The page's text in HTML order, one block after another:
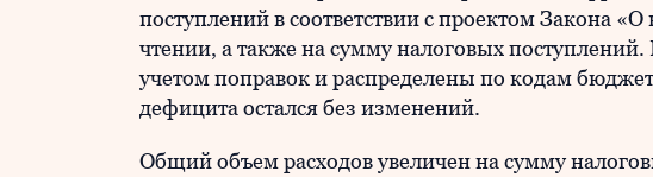
поступлений в соответствии с проектом Закона
чтении, а также на сумму налоговых
учетом поправок и распределены по кодам
дефицита остался без изменений.
Общий объем расходов увеличен на сумму